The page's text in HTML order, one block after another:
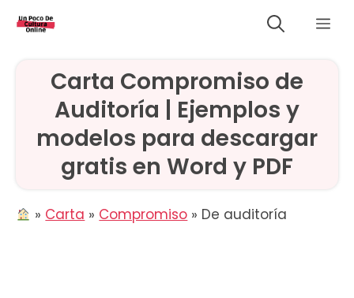
Saltar
Carta Compromiso de
Auditoría | Ejemplos y
modelos para descargar
gratis en Word y PDF
» Carta » Compromiso » De auditoría